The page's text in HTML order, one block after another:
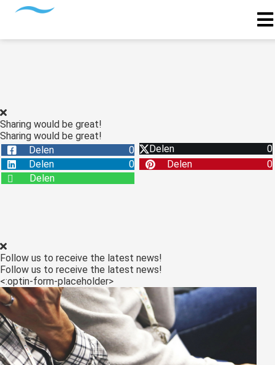
Sharing would be great!
Sharing would be great!
Delen
0 Delen
0
Delen
0 Delen
0
Delen
Follow us to receive the latest news!
Follow us to receive the latest news!
<:optin-form-placeholder>